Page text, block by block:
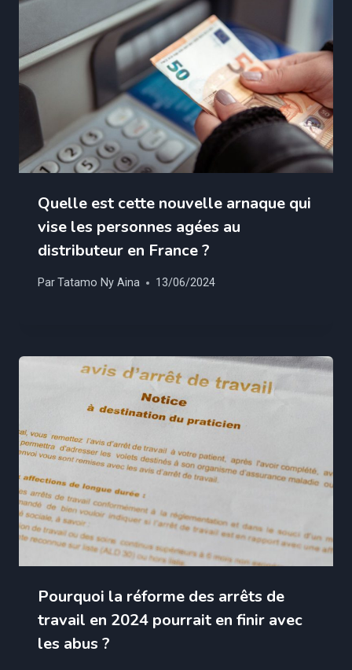
Quelle est cette nouvelle arnaque qui
vise les personnes agées au
distributeur en France ?
ParTatamo Ny Aina 13/06/2024
Pourquoi la réforme des arrêts de
travail en 2024 pourrait en finir avec
les abus ?